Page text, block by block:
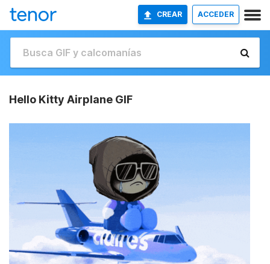
CREAR ACCEDER
Hello Kitty Airplane GIF